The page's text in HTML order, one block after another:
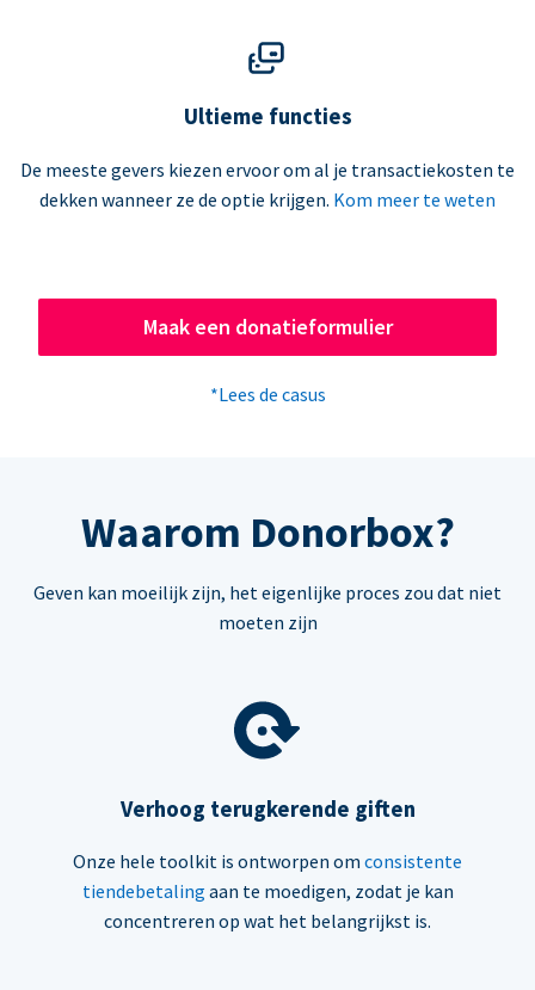
Ultieme functies
De meeste gevers kiezen ervoor om al je transactiekosten te
dekken wanneer ze de optie krijgen. Kom meer te weten
Maak een donatieformulier
*Lees de casus
Waarom Donorbox?
Geven kan moeilijk zijn, het eigenlijke proces zou dat niet
moeten zijn
Verhoog terugkerende giften
Onze hele toolkit is ontworpen om consistente
tiendebetaling aan te moedigen, zodat je kan
concentreren op wat het belangrijkst is.